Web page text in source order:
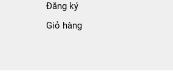
Đăng ký
Giỏ hàng